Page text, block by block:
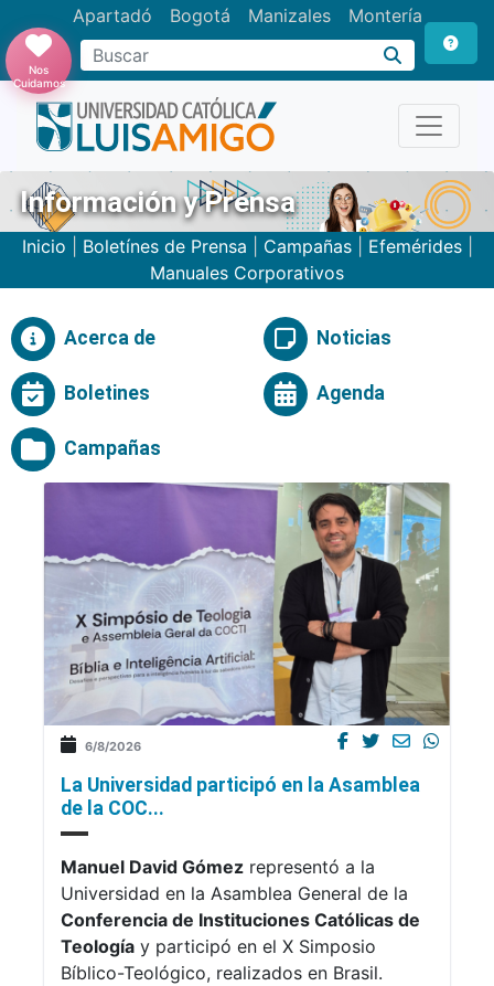
Apartadó Bogotá Manizales Montería
Buscar
Nos
Cuidamos
Información y Prensa
Inicio Boletínes de Prensa Campañas Efemérides
Manuales Corporativos
Acerca de Noticias
Boletines Agenda
Campañas
6/8/2026
La Universidad participó en la Asamblea
de la COC...
Manuel David Gómez representó a la
Universidad en la Asamblea General de la
Conferencia de Instituciones Católicas de
Teología y participó en el X Simposio
Bíblico-Teológico, realizados en Brasil.